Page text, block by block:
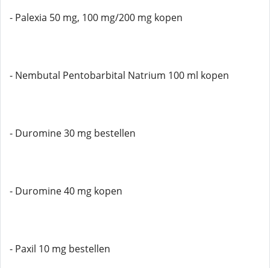
- Palexia 50 mg, 100 mg/200 mg kopen
- Nembutal Pentobarbital Natrium 100 ml kopen
- Duromine 30 mg bestellen
- Duromine 40 mg kopen
- Paxil 10 mg bestellen